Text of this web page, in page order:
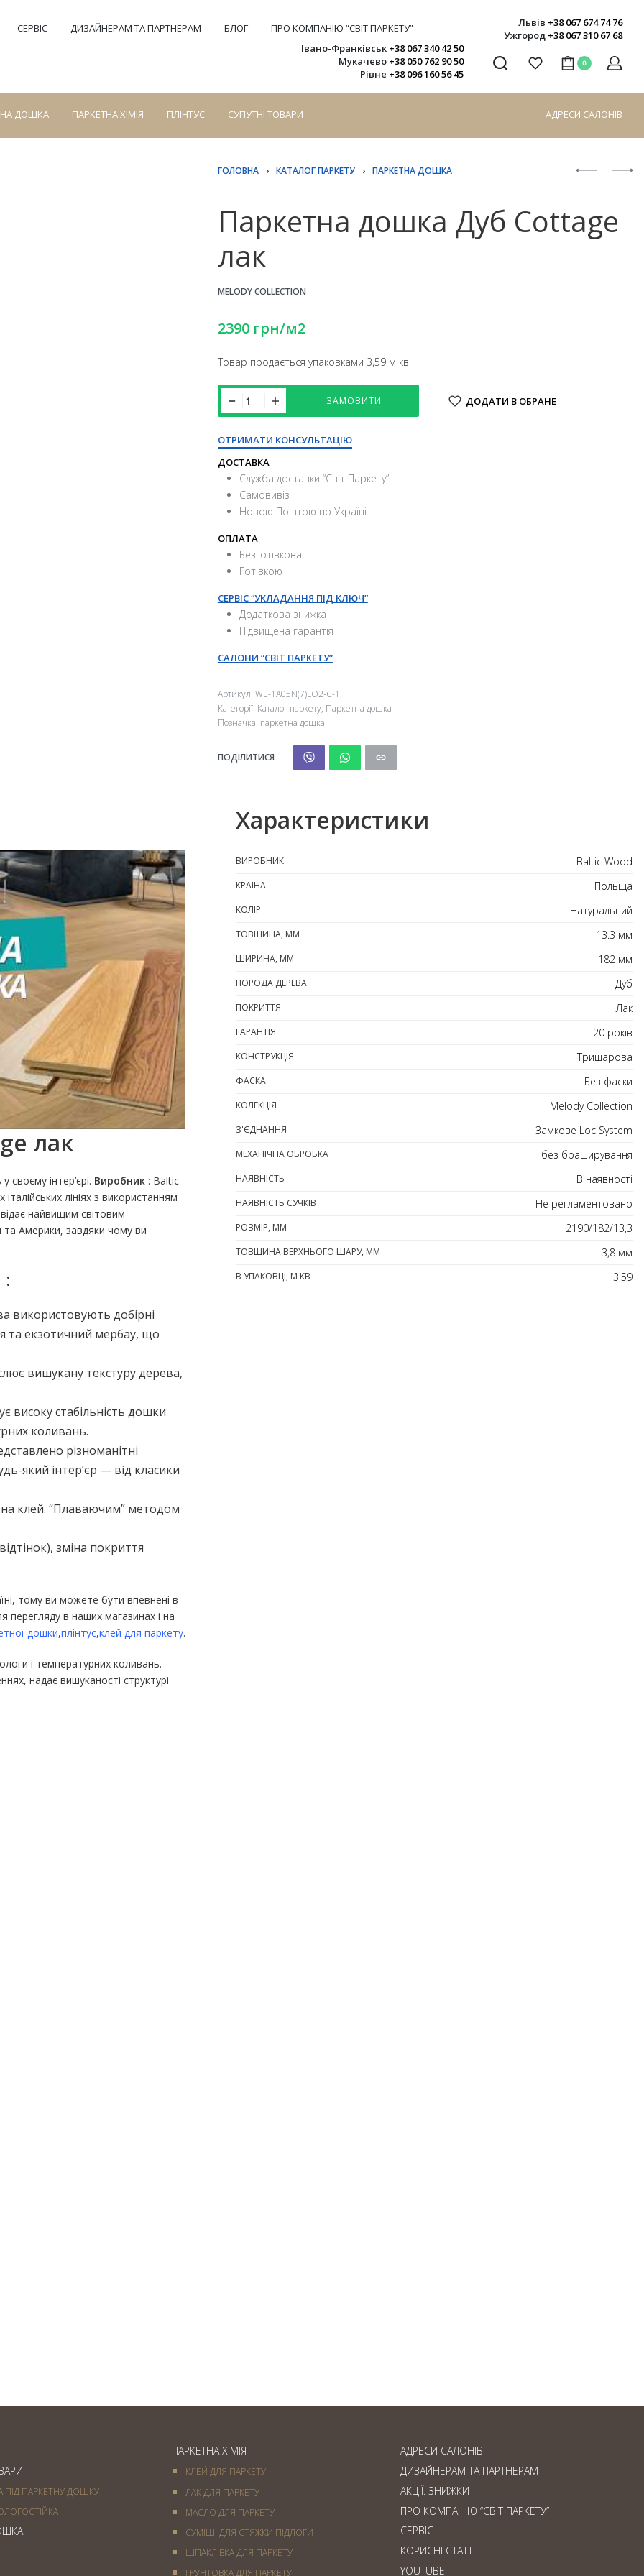
СЕРВІС ДИЗАЙНЕРАМ ТА ПАРТНЕРАМ БЛОГ ПРО КОМПАНІЮ “СВІТ ПАРКЕТУ” Львів +38 067 674 74 76
Ужгород +38 067 310 67 68
Івано-Франківськ +38 067 340 42 50
Мукачево +38 050 762 90 50
Рівне +38 096 160 56 45
0
ДОШКА ПАРКЕТНА ХІМІЯ ПЛІНТУС СУПУТНІ ТОВАРИ АДРЕСИ САЛОНІВ
ГОЛОВНА › КАТАЛОГ ПАРКЕТУ › ПАРКЕТНА ДОШКА
Паркетна дошка Дуб Cottage
лак
MELODY COLLECTION
2390грн/м2
Товар продається упаковками 3,59 м кв
ЗАМОВИТИ ДОДАТИ В ОБРАНЕ
ОТРИМАТИ КОНСУЛЬТАЦІЮ
ДОСТАВКА
Служба доставки “Свiт Паркету”
Самовивіз
Новою Поштою по Україні
ОПЛАТА
Безготівкова
Готівкою
СЕРВІС “УКЛАДАННЯ ПІД КЛЮЧ”
Додаткова знижка
Підвищена гарантія
САЛОНИ “СВІТ ПАРКЕТУ”
Артикул: WE-1A05N(7)LO2-C-1
Категорії: Каталог паркету, Паркетна дошка
Позначка: паркетна дошка
ПОДІЛИТИСЯ
лак
своєму інтер’єрі. Виробник : Baltic
лініях з використанням
найвищим світовим
та Америки, завдяки чому ви
:
використовують добірні
та екзотичний мербау, що
вишукану текстуру дерева,
високу стабільність дошки
коливань.
різноманітні
який інтер’єр — від класики
клей. “Плаваючим” методом
зміна покриття
тому ви можете бути впевнені в
перегляду в наших магазинах і на
дошки,плінтус,клей для паркету.
і температурних коливань.
надає вишуканості структурі
Характеристики
ВИРОБНИК Baltic Wood
КРАЇНА Польща
КОЛІР Натуральний
ТОВЩИНА, ММ 13.3 мм
ШИРИНА, ММ 182 мм
ПОРОДА ДЕРЕВА Дуб
ПОКРИТТЯ Лак
ГАРАНТІЯ 20 років
КОНСТРУКЦІЯ Тришарова
ФАСКА Без фаски
КОЛЕКЦІЯ Melody Collection
З'ЄДНАННЯ Замкове Loc System
МЕХАНІЧНА ОБРОБКА без браширування
НАЯВНІСТЬ В наявності
НАЯВНІСТЬ СУЧКІВ Не регламентовано
РОЗМІР, ММ 2190/182/13,3
ТОВЩИНА ВЕРХНЬОГО ШАРУ, ММ 3,8 мм
В УПАКОВЦІ, М КВ 3,59
ПІД ПАРКЕТНУ ДОШКУ
ПАРКЕТНА ХІМІЯ
КЛЕЙ ДЛЯ ПАРКЕТУ
ЛАК ДЛЯ ПАРКЕТУ
МАСЛО ДЛЯ ПАРКЕТУ
СУМІШІ ДЛЯ СТЯЖКИ ПІДЛОГИ
ШПАКЛІВКА ДЛЯ ПАРКЕТУ
ГРУНТОВКА ДЛЯ ПАРКЕТУ
АДРЕСИ САЛОНІВ
ДИЗАЙНЕРАМ ТА ПАРТНЕРАМ
АКЦІЇ. ЗНИЖКИ
ПРО КОМПАНІЮ “СВІТ ПАРКЕТУ”
СЕРВІС
КОРИСНІ СТАТТІ
YOUTUBE